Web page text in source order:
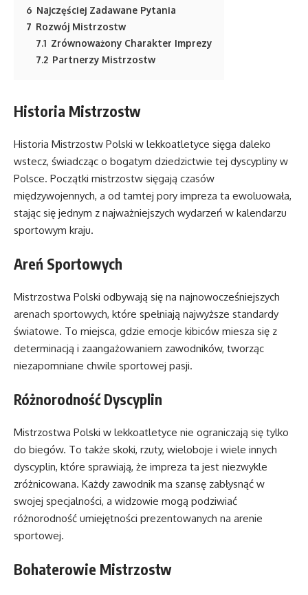
6 Najczęściej Zadawane Pytania
7 Rozwój Mistrzostw
7.1 Zrównoważony Charakter Imprezy
7.2 Partnerzy Mistrzostw
Historia Mistrzostw
Historia Mistrzostw Polski w lekkoatletyce sięga daleko
wstecz, świadcząc o bogatym dziedzictwie tej dyscypliny w
Polsce. Początki mistrzostw sięgają czasów
międzywojennych, a od tamtej pory impreza ta ewoluowała,
stając się jednym z najważniejszych wydarzeń w kalendarzu
sportowym kraju.
Areń Sportowych
Mistrzostwa Polski odbywają się na najnowocześniejszych
arenach sportowych, które spełniają najwyższe standardy
światowe. To miejsca, gdzie emocje kibiców miesza się z
determinacją i zaangażowaniem zawodników, tworząc
niezapomniane chwile sportowej pasji.
Różnorodność Dyscyplin
Mistrzostwa Polski w lekkoatletyce nie ograniczają się tylko
do biegów. To także skoki, rzuty, wieloboje i wiele innych
dyscyplin, które sprawiają, że impreza ta jest niezwykle
zróżnicowana. Każdy zawodnik ma szansę zabłysnąć w
swojej specjalności, a widzowie mogą podziwiać
różnorodność umiejętności prezentowanych na arenie
sportowej.
Bohaterowie Mistrzostw